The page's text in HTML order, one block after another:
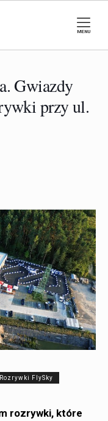
MENU
Gwiazdy
przy ul.
FlySky
rozrywki, które